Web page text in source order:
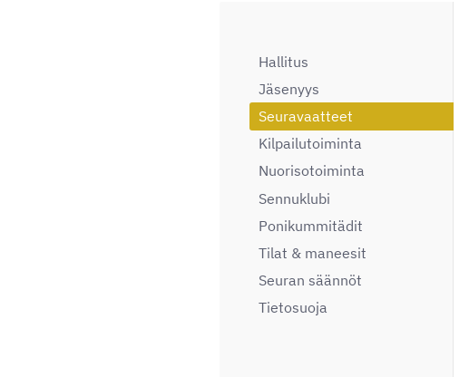
Hallitus
Jäsenyys
Seuravaatteet
Kilpailutoiminta
Nuorisotoiminta
Sennuklubi
Ponikummitädit
Tilat & maneesit
Seuran säännöt
Tietosuoja